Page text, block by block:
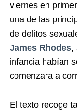
viernes en
una de las
de delitos
James Rhodes,
infancia habían
comenzara a
El texto recoge